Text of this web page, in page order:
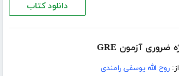
دانلود کتاب
از:روح الله یوسفی رامندی